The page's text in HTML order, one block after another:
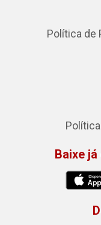
Política de
Baixe